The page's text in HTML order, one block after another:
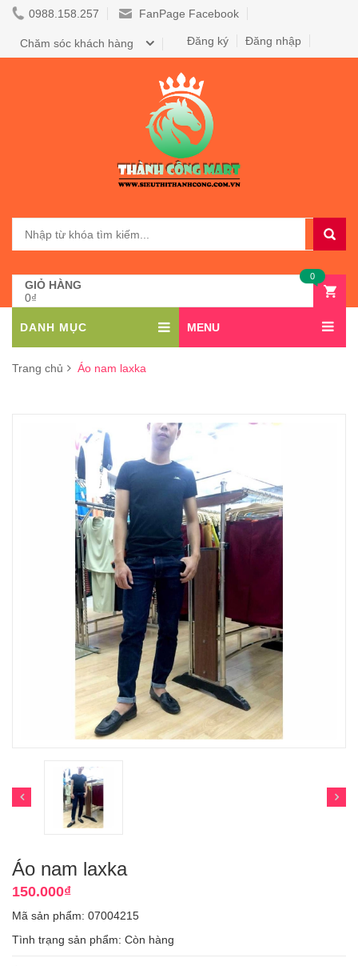
0988.158.257 FanPage Facebook
Đăng nhập
Đăng ký
Chăm sóc khách hàng
GIỎ HÀNG
0₫
0
DANH MỤC MENU
Trang chủ Áo nam laxka
Áo nam laxka
150.000₫
Mã sản phẩm: 07004215
Tình trạng sản phẩm: Còn hàng